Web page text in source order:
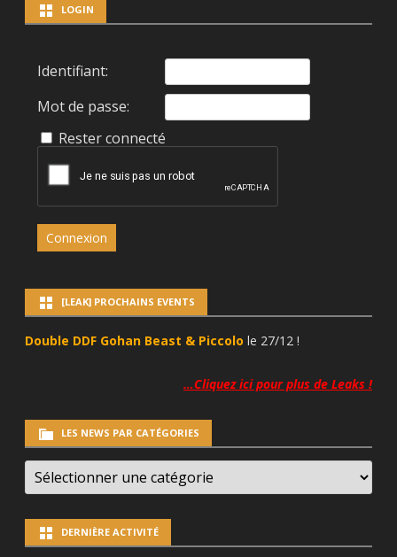
LOGIN
Identifiant:
Mot de passe:
Rester connecté
Connexion
[LEAK] PROCHAINS EVENTS
Double DDF Gohan Beast & Piccolo le 27/12 !
…Cliquez ici pour plus de Leaks !
LES NEWS PAR CATÉGORIES
LES
NEWS
PAR
DERNIÈRE ACTIVITÉ